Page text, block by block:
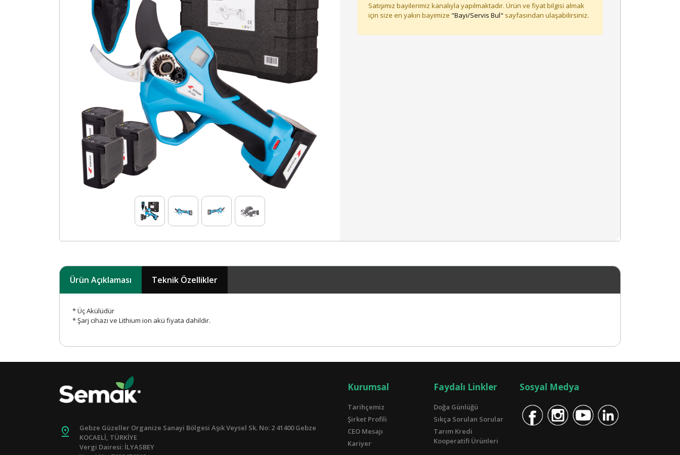
Satışımız bayilerimiz kanalıyla yapılmaktadır. Ürün ve fiyat bilgisi almak
için size en yakın bayimize "Bayi/Servis Bul" sayfasından ulaşabilirsiniz.
Ürün Açıklaması Teknik Özellikler
* Üç Akülüdür
* Şarj cihazı ve Lithium ion akü fiyata dahildir.
pin_drop
Gebze Güzeller Organize Sanayi Bölgesi Aşık Veysel Sk. No: 2 41400 Gebze
KOCAELİ, TÜRKİYE
Vergi Dairesi: İLYASBEY
Kurumsal
Tarihçemiz
Şirket Profili
CEO Mesajı
Kariyer
Faydalı Linkler
Doğa Günlüğü
Sıkça Sorulan Sorular
Tarım Kredi
Kooperatifi Ürünleri
Sosyal Medya